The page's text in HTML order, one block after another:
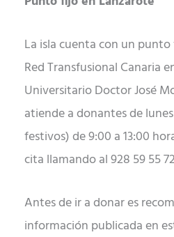
La isla cuenta con un
Red Transfusional Canaria
Universitario Doctor José
atiende a donantes de
festivos) de 9:00 a 13:00
cita llamando al 928 59 55
Antes de ir a donar es
información publicada en